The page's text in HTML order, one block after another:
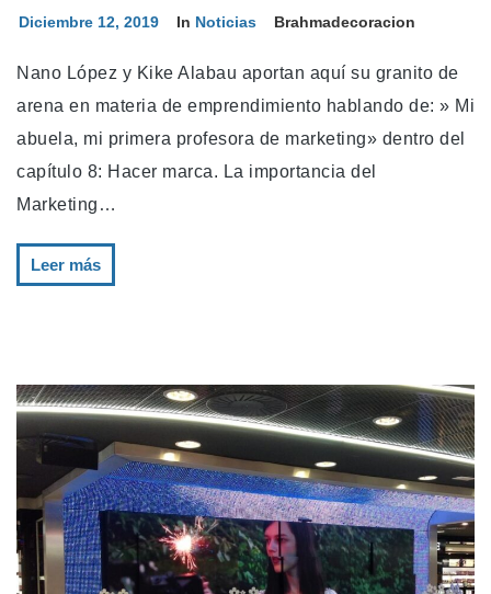
Diciembre 12, 2019 In Noticias Brahmadecoracion
Nano López y Kike Alabau aportan aquí su granito de
arena en materia de emprendimiento hablando de: » Mi
abuela, mi primera profesora de marketing» dentro del
capítulo 8: Hacer marca. La importancia del
Marketing…
Leer más